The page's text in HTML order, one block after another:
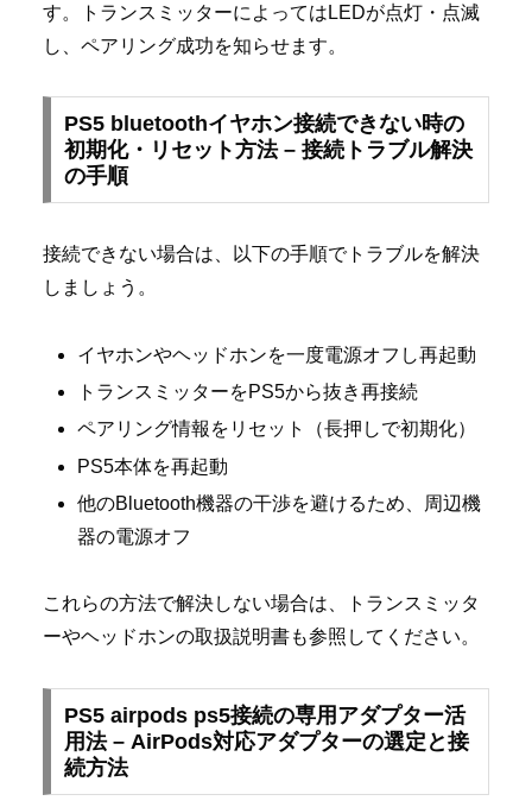
す。トランスミッターによってはLEDが点灯・点滅
し、ペアリング成功を知らせます。
PS5 bluetoothイヤホン接続できない時の
初期化・リセット方法 – 接続トラブル解決
の手順
接続できない場合は、以下の手順でトラブルを解決
しましょう。
イヤホンやヘッドホンを一度電源オフし再起動
トランスミッターをPS5から抜き再接続
ペアリング情報をリセット（長押しで初期化）
PS5本体を再起動
他のBluetooth機器の干渉を避けるため、周辺機
器の電源オフ
これらの方法で解決しない場合は、トランスミッタ
ーやヘッドホンの取扱説明書も参照してください。
PS5 airpods ps5接続の専用アダプター活
用法 – AirPods対応アダプターの選定と接
続方法